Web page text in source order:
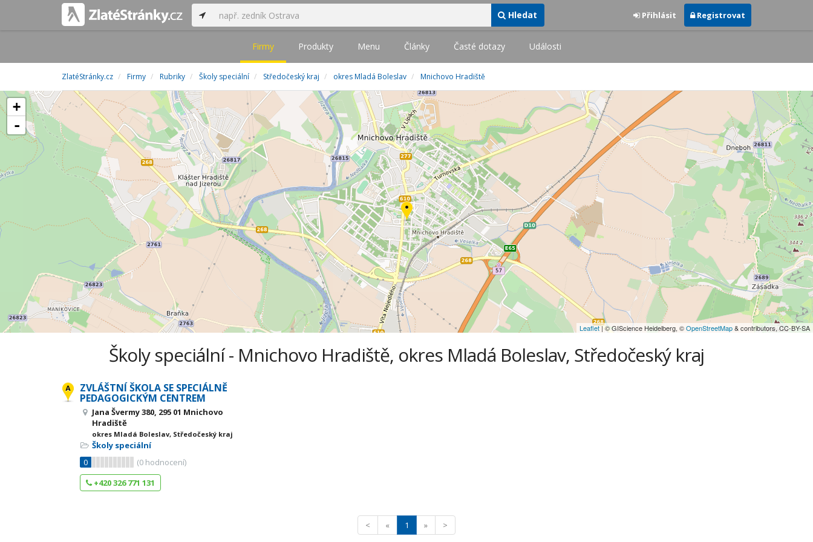
Hledat Přihlásit Registrovat
Firmy Produkty Menu Články Časté dotazy Události
ZlatéStránky.cz Firmy Rubriky Školy speciální Středočeský kraj okres Mladá Boleslav Mnichovo Hradiště
+
-
Leaflet| © GIScience Heidelberg, ©OpenStreetMap& contributors, CC-BY-SA
Školy speciální - Mnichovo Hradiště, okres Mladá Boleslav, Středočeský kraj
ZVLÁŠTNÍ ŠKOLA SE SPECIÁLNĚ
PEDAGOGICKÝM CENTREM
Jana Švermy 380, 295 01 Mnichovo
Hradiště
okres Mladá Boleslav, Středočeský kraj
Školy speciální
0
(0 hodnocení)
+420 326 771 131
< « 1 » >